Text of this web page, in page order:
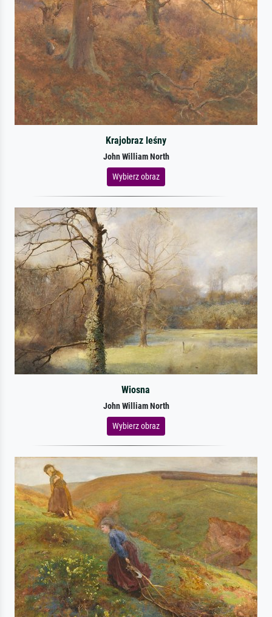
Krajobraz leśny
John William North
Wybierz obraz
Wiosna
John William North
Wybierz obraz